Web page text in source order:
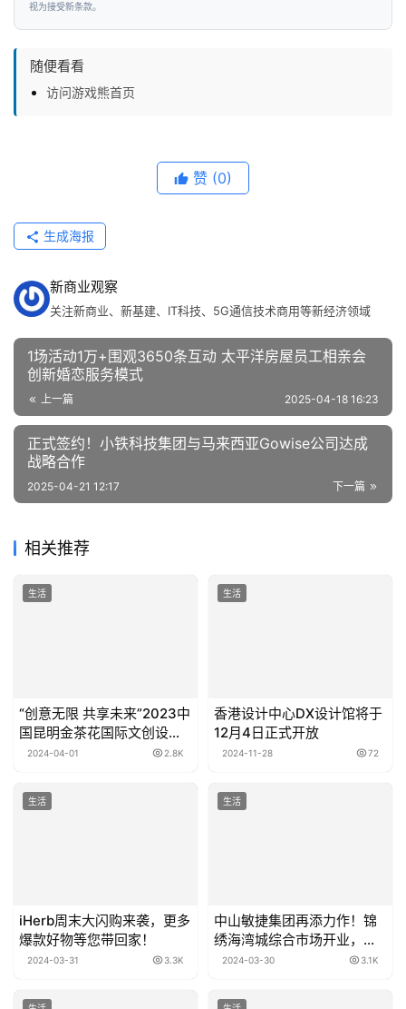
行
资
讯
视为接受新条款。
随便看看
访问游戏熊首页
赞 (0)
生成海报
新商业观察
关注新商业、新基建、IT科技、5G通信技术商用等新经济领域
1场活动1万+围观3650条互动 太平洋房屋员工相亲会
创新婚恋服务模式
上一篇 2025-04-18 16:23
正式签约！小铁科技集团与马来西亚Gowise公司达成
战略合作
下一篇
2025-04-21 12:17
相关推荐
生活
“创意无限 共享未来”2023中
国昆明金茶花国际文创设计
大赛直击颁奖典礼现场！
2024-04-01 2.8K
生活
香港设计中心DX设计馆将于
12月4日正式开放
2024-11-28 72
生活
iHerb周末大闪购来袭，更多
爆款好物等您带回家！
2024-03-31 3.3K
生活
中山敏捷集团再添力作！锦
绣海湾城综合市场开业，社
区配套升级，品质生活新起
2024-03-30 3.1K